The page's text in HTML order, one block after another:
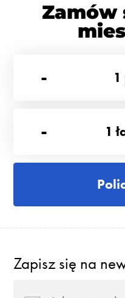
Zamów
-
1
- 1
Zapisz się na